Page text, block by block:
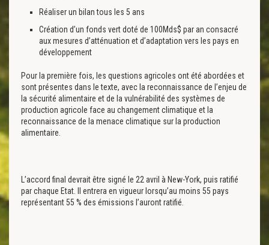
Réaliser un bilan tous les 5 ans
Création d’un fonds vert doté de 100Mds$ par an consacré
aux mesures d’atténuation et d’adaptation vers les pays en
développement
Pour la première fois, les questions agricoles ont été abordées et
sont présentes dans le texte, avec la reconnaissance de l’enjeu de
la sécurité alimentaire et de la vulnérabilité des systèmes de
production agricole face au changement climatique et la
reconnaissance de la menace climatique sur la production
alimentaire.
L’accord final devrait être signé le 22 avril à New-York, puis ratifié
par chaque Etat. Il entrera en vigueur lorsqu’au moins 55 pays
représentant 55 % des émissions l’auront ratifié.